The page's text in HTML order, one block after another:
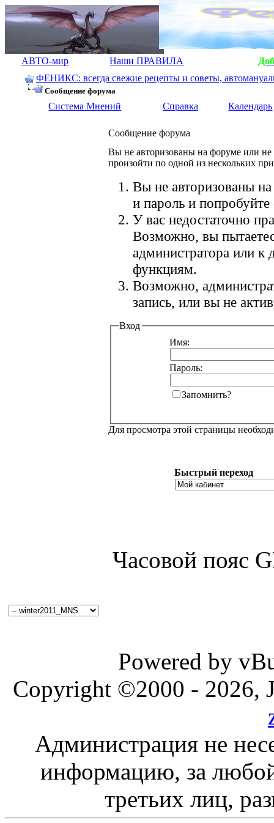
АВТО-мир Наши ПРАВИЛА
ФЕНИКС: всегда свежие рецепты и советы,
Сообщение форума
Система Мнений Справка Календарь
Сообщение форума
Вы не авторизованы на форуме или не
произойти по одной из нескольких
Вы не авторизованы
и пароль и
У вас недостаточно
Возможно, вы
администратора или
функциям.
Возможно,
запись, или вы не
Вход
Имя:
Пароль:
Запомнить?
Для просмотра этой страницы
Быстрый переход
Часовой пояс
Powered by
Copyright ©2000 - 2026,
Администрация не
информацию, за любой
третьих лиц,